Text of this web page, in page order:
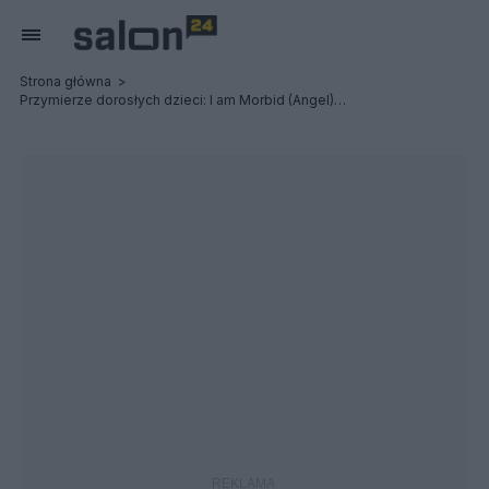
Strona główna
Przymierze dorosłych dzieci: I am Morbid (Angel) / CETI - Relacja